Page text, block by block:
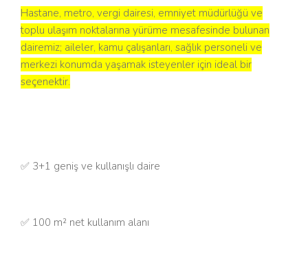
Hastane, metro, vergi dairesi, emniyet müdürlüğü ve
toplu ulaşım noktalarına yürüme mesafesinde bulunan
dairemiz; aileler, kamu çalışanları, sağlık personeli ve
merkezi konumda yaşamak isteyenler için ideal bir
seçenektir.
✅ 3+1 geniş ve kullanışlı daire
✅ 100 m² net kullanım alanı